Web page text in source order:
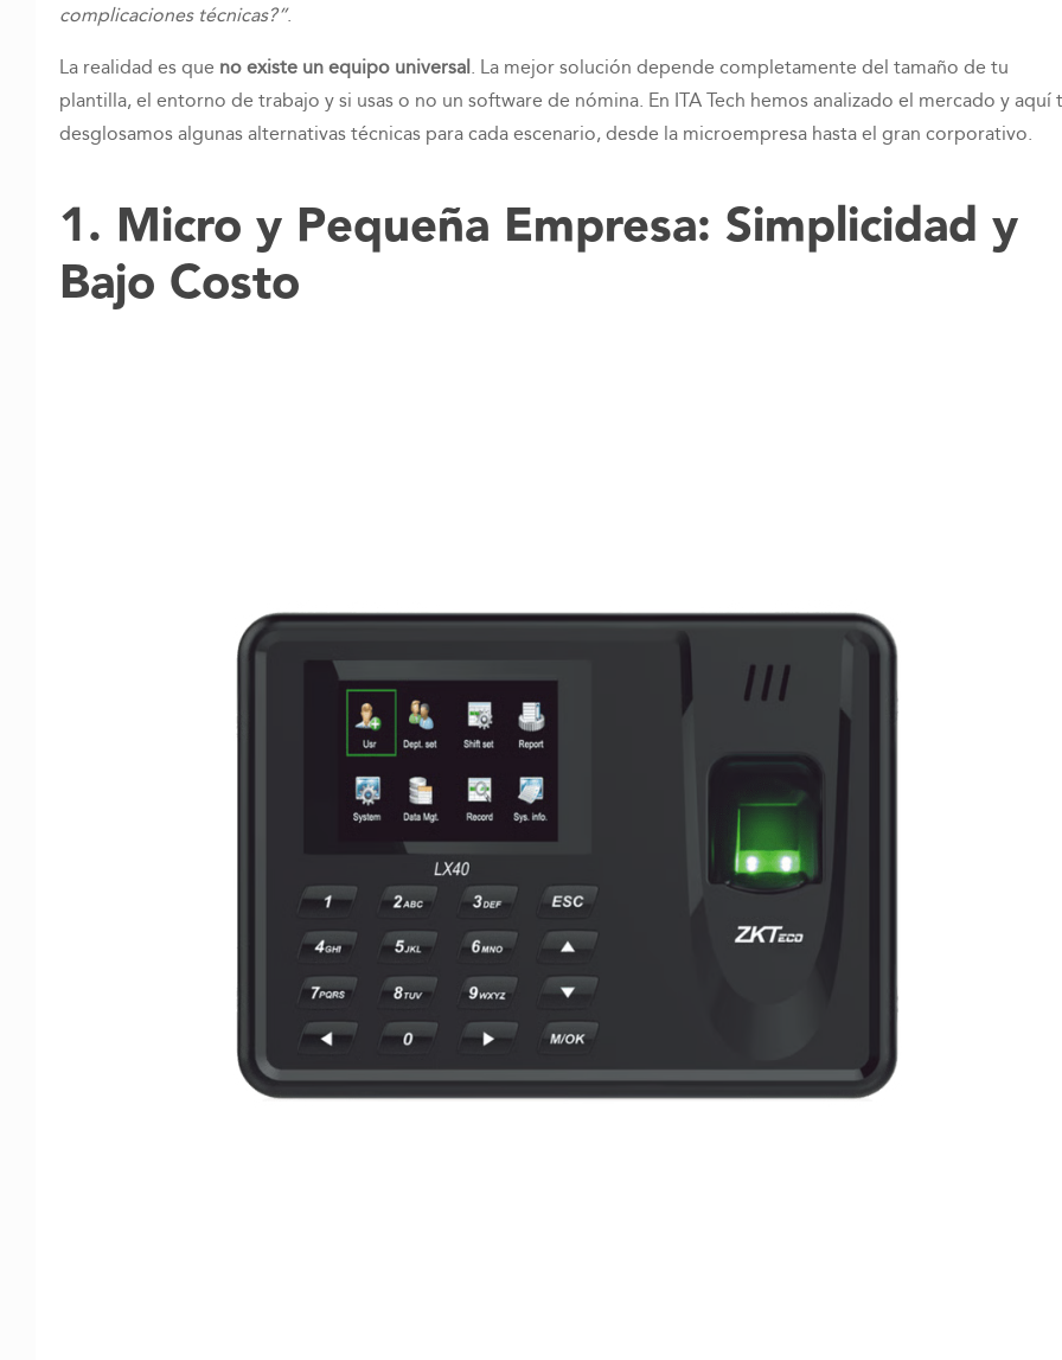
complicaciones técnicas?”.
La realidad es que no existe un equipo universal. La mejor solución depende completamente del tamaño de tu
plantilla, el entorno de trabajo y si usas o no un software de nómina. En ITA Tech hemos analizado el mercado y aquí
desglosamos algunas alternativas técnicas para cada escenario, desde la microempresa hasta el gran corporativo.
1. Micro y Pequeña Empresa: Simplicidad y
Bajo Costo